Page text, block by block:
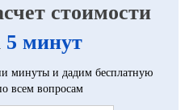
стоимости
5 минут
минуты и дадим бесплатную
всем вопросам